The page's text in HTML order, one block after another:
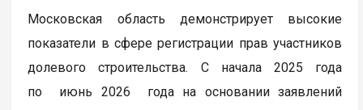
Московская область демонстрирует высокие
показатели в сфере регистрации прав участников
долевого строительства. С начала 2025 года
по июнь 2026 года на основании заявлений